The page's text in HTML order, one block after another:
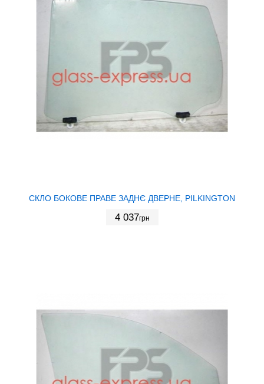
СКЛО БОКОВЕ ПРАВЕ ЗАДНЄ ДВЕРНЕ, PILKINGTON
4 037грн